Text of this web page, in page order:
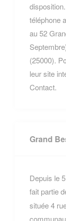
téléphone
au 52
(25000).
leur site
Contact.
Grand
Depuis le
fait partie
située 4